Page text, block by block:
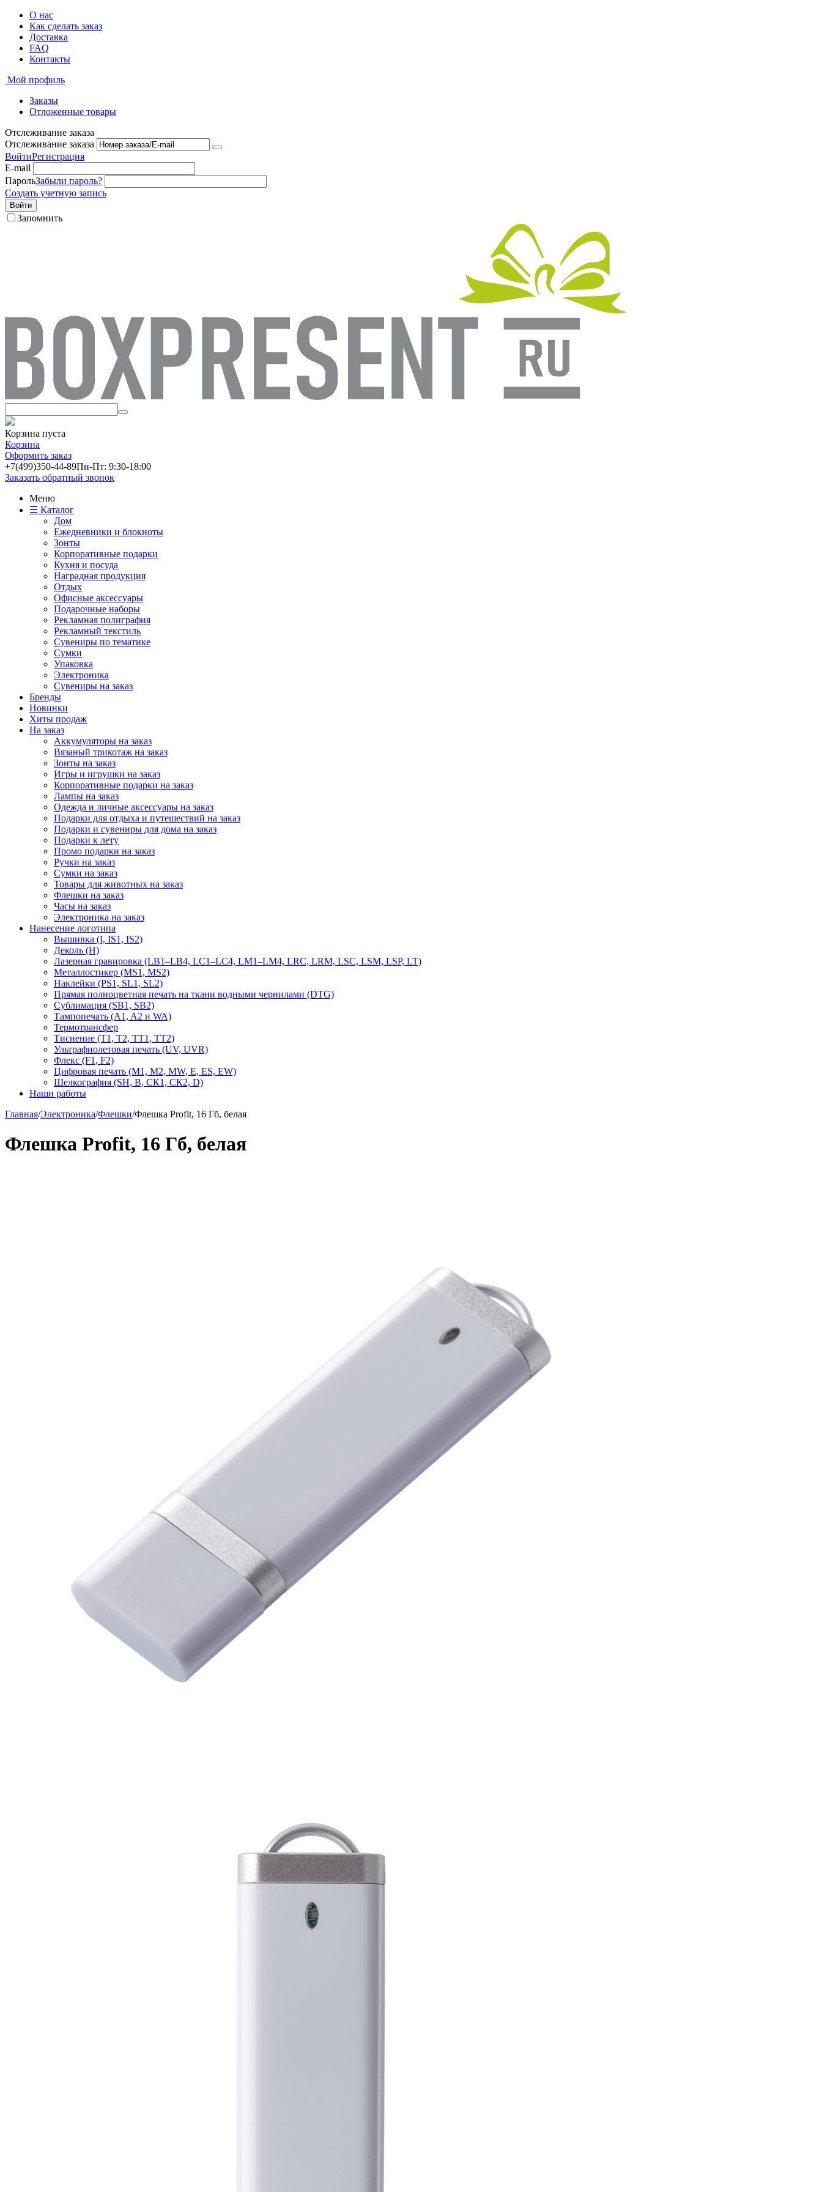
О нас
Как сделать заказ
Доставка
FAQ
Контакты
Мой профиль
Заказы
Отложенные товары
Отслеживание заказа
Отслеживание заказа
ВойтиРегистрация
E-mail
ПарольЗабыли пароль?
Создать учетную запись
Войти
Запомнить
Корзина пуста
Корзина
Оформить заказ
+7(499)350-44-89Пн-Пт: 9:30-18:00
Заказать обратный звонок
Меню
☰ Каталог
Дом
Ежедневники и блокноты
Зонты
Корпоративные подарки
Кухня и посуда
Наградная продукция
Отдых
Офисные аксессуары
Подарочные наборы
Рекламная полиграфия
Рекламный текстиль
Сувениры по тематике
Сумки
Упаковка
Электроника
Сувениры на заказ
Бренды
Новинки
Хиты продаж
На заказ
Аккумуляторы на заказ
Вязаный трикотаж на заказ
Зонты на заказ
Игры и игрушки на заказ
Корпоративные подарки на заказ
Лампы на заказ
Одежда и личные аксессуары на заказ
Подарки для отдыха и путешествий на заказ
Подарки и сувениры для дома на заказ
Подарки к лету
Промо подарки на заказ
Ручки на заказ
Сумки на заказ
Товары для животных на заказ
Флешки на заказ
Часы на заказ
Электроника на заказ
Нанесение логотипа
Вышивка (I, IS1, IS2)
Деколь (H)
Лазерная гравировка (LB1–LB4, LC1–LC4, LM1–LM4, LRC, LRM, LSC, LSM, LSP, LT)
Металлостикер (MS1, MS2)
Наклейки (PS1, SL1, SL2)
Прямая полноцветная печать на ткани водными чернилами (DTG)
Сублимация (SB1, SB2)
Тампопечать (A1, A2 и WA)
Термотрансфер
Тиснение (Т1, Т2, ТT1, ТT2)
Ультрафиолетовая печать (UV, UVR)
Флекс (F1, F2)
Цифровая печать (M1, M2, MW, E, ES, EW)
Шелкография (SH, В, СК1, СК2, D)
Наши работы
Главная/Электроника/Флешки/Флешка Profit, 16 Гб, белая
Флешка Profit, 16 Гб, белая